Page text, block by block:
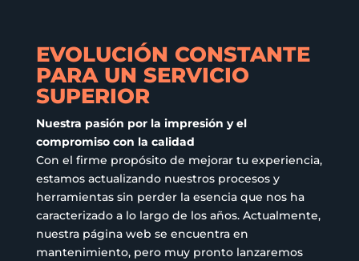
página
de
producto
la
página
producto
EVOLUCIÓN CONSTANTE
PARA UN SERVICIO
SUPERIOR
Nuestra pasión por la impresión y el
compromiso con la calidad
Con el firme propósito de mejorar tu experiencia,
estamos actualizando nuestros procesos y
herramientas sin perder la esencia que nos ha
caracterizado a lo largo de los años. Actualmente,
nuestra página web se encuentra en
mantenimiento, pero muy pronto lanzaremos